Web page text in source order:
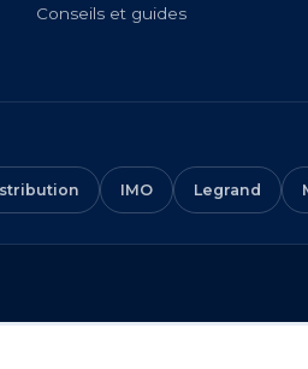
Conseils et guides
IMO Legrand